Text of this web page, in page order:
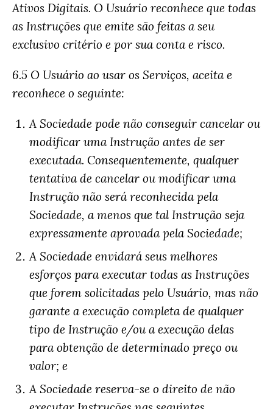
Ativos Digitais. O Usuário reconhece que todas
as Instruções que emite são feitas a seu
exclusivo critério e por sua conta e risco.
6.5 O Usuário ao usar os Serviços, aceita e
reconhece o seguinte:
A Sociedade pode não conseguir cancelar ou
modificar uma Instrução antes de ser
executada. Consequentemente, qualquer
tentativa de cancelar ou modificar uma
Instrução não será reconhecida pela
Sociedade, a menos que tal Instrução seja
expressamente aprovada pela Sociedade;
A Sociedade envidará seus melhores
esforços para executar todas as Instruções
que forem solicitadas pelo Usuário, mas não
garante a execução completa de qualquer
tipo de Instrução e/ou a execução delas
para obtenção de determinado preço ou
valor; e
A Sociedade reserva-se o direito de não